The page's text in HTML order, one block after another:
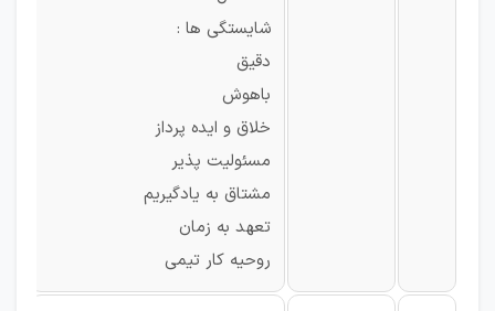
شایستگی ها :
دقیق
باهوش
خلاق و ایده پرداز
مسئولیت پذیر
مشتاق به یادگیریم
تعهد به زمان
روحیه کار تیمی